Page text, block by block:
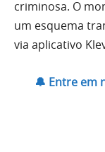
criminosa. O
um esquema
via aplicativo
🔔 Entre em